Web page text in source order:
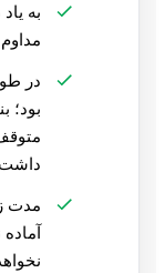
به
در
بود؛